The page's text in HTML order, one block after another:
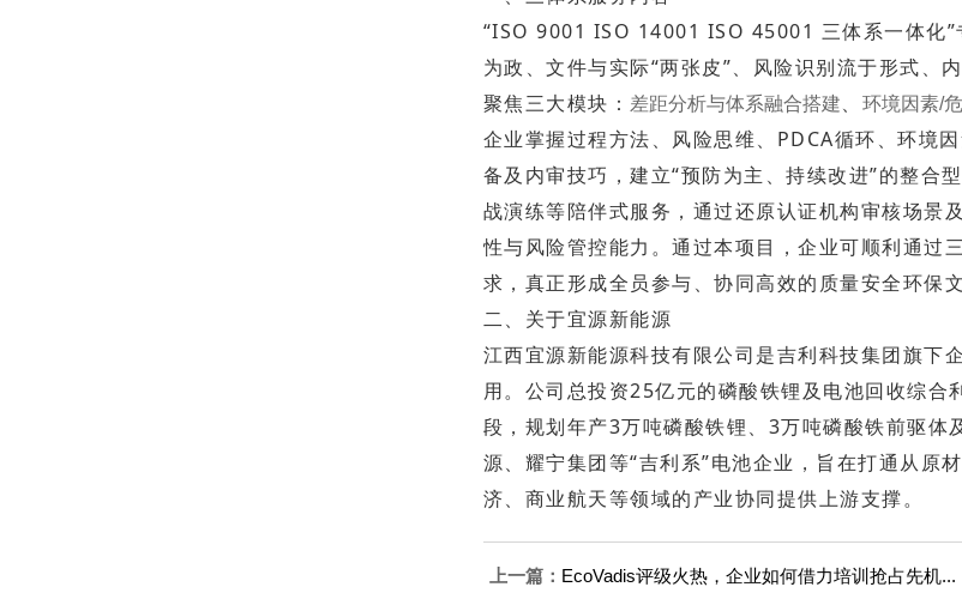
“ISO 9001 ISO 14001 ISO 45001 三体系一体化”
为政、文件与实际“两张皮”、风险识别流于形式、
聚焦三大模块： 差距分析与体系融合搭建、 环境因素/
企业掌握过程方法、风险思维、PDCA循环、环境
备及内审技巧，建立“预防为主、持续改进”的整合
战演练等陪伴式服务，通过还原认证机构审核场景
性与风险管控能力。通过本项目，企业可顺利通过
求，真正形成全员参与、协同高效的质量安全环保文
二、关于宜源新能源
江西宜源新能源科技有限公司是吉利科技集团旗下
用。公司总投资25亿元的磷酸铁锂及电池回收综
段，规划年产3万吨磷酸铁锂、3万吨磷酸铁前驱
源、耀宁集团等“吉利系”电池企业，旨在打通从原
济、商业航天等领域的产业协同提供上游支撑。
上一篇： EcoVadis评级火热，企业如何借力培训抢占先机...